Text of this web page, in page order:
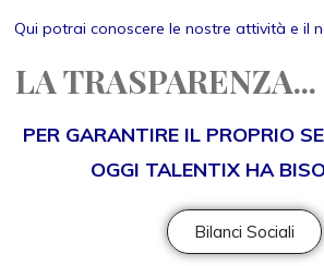
Qui potrai conoscere le nostre attività e il
LA
PER GARANTIRE IL PROPRIO
OGGI TALENTIX HA
Bilanci Sociali